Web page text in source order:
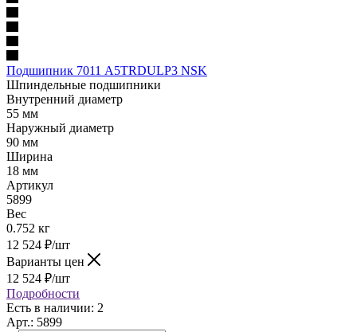
Подшипник 7011 A5TRDULP3 NSK
Шпиндельные подшипники
Внутренний диаметр
55 мм
Наружный диаметр
90 мм
Ширина
18 мм
Артикул
5899
Вес
0.752 кг
12 524 ₽/шт
Варианты цен
12 524 ₽/шт
Подробности
Есть в наличии: 2
Арт.: 5899